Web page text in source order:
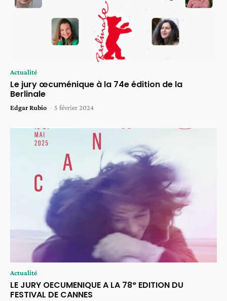
Actualité
Le jury œcuménique à la 74e édition de la
Berlinale
Edgar Rubio - 5 février 2024
Actualité
LE JURY OECUMENIQUE A LA 78° EDITION DU
FESTIVAL DE CANNES